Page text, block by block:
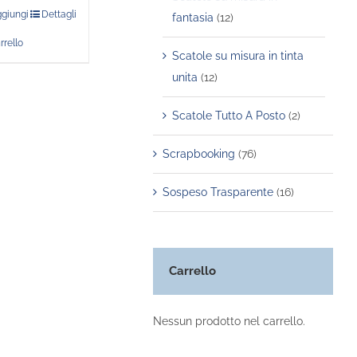
Dettagli
fantasia (12)
Scatole su misura in tinta
unita (12)
Scatole Tutto A Posto (2)
Scrapbooking (76)
Sospeso Trasparente (16)
Carrello
Nessun prodotto nel carrello.